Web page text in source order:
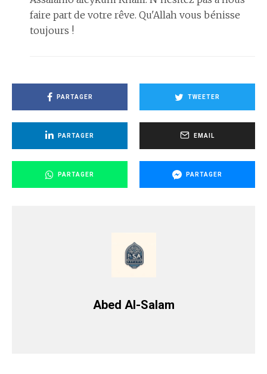
faire part de votre rêve. Qu'Allah vous bénisse
toujours !
PARTAGER TWEETER
PARTAGER EMAIL
PARTAGER PARTAGER
Abed Al-Salam